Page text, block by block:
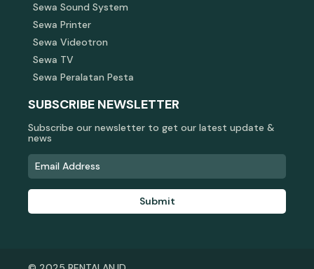
Sewa Sound System
Sewa Printer
Sewa Videotron
Sewa TV
Sewa Peralatan Pesta
SUBSCRIBE NEWSLETTER
Subscribe our newsletter to get our latest update &
news
Submit